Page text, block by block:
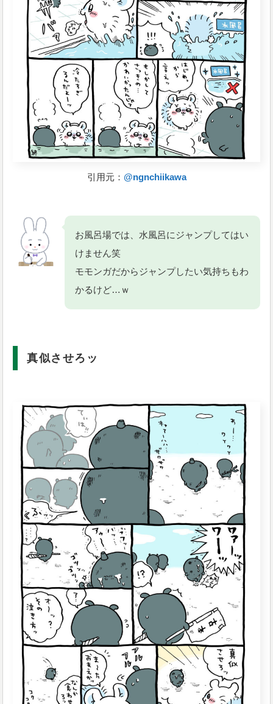
引用元： @ngnchiikawa
お風呂場では、水風呂にジャンプしてはい
けません笑
モモンガだからジャンプしたい気持ちもわ
かるけど…ｗ
真似させろッ